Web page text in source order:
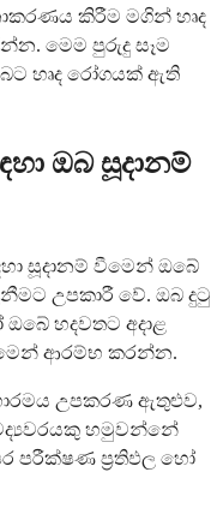
කිරීම මගින් හෘද
මෙම පුරුදු සෑම
හෘද රෝගයක් ඇති
ඔබ සූදානම්
සූදානම් වීමෙන් ඔබේ
උපකාරී වේ. ඔබ දුටු
හදවතට අදාළ
ආරම්භ කරන්න.
උපකරණ ඇතුළුව,
හමුවන්නේ
පරීක්ෂණ ප්‍රතිඵල හෝ